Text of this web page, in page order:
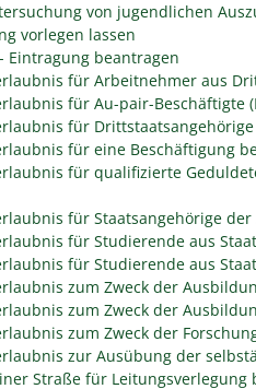
von jugendlichen
vorlegen lassen
Eintragung beantragen
für Arbeitnehmer aus
für Au-pair-Beschäftigte
für
für eine Beschäftigung
für qualifizierte
für Staatsangehörige der
für Studierende aus
für Studierende aus
zum Zweck der
zum Zweck der
zum Zweck der
zur Ausübung der
Straße für Leitungsverlegung